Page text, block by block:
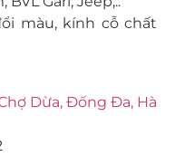
màu, kính cỗ chất
Dừa, Đống Đa, Hà